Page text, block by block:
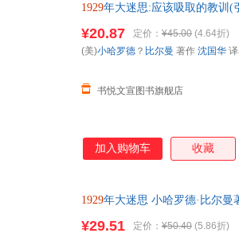
1929年大迷思:应该吸取的教训(
障.套装单售,优惠多多,可开发票
¥20.87 定价： ¥45.00 (4.64折)
书悦文宣图书旗舰店
(美)小哈罗德 ？ 比尔曼 著作 沈国华
加入购物车 收藏
1929年大迷思 小哈罗德·比尔曼
¥29.51 定价： ¥50.40 (5.86折)